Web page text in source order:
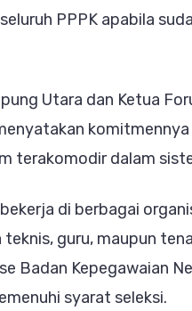
PPPK apabila
Utara dan Ketua
terakomodir dalam
di berbagai
guru, maupun
Badan Kepegawaian
syarat seleksi.